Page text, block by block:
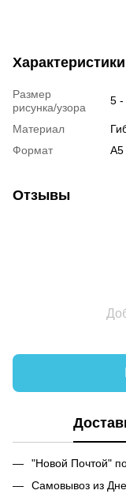
Характеристики
Размер
рисунка/узора
5 -
Материал
Формат
А5
Отзывы
"Новой Почтой"
Самовывоз из